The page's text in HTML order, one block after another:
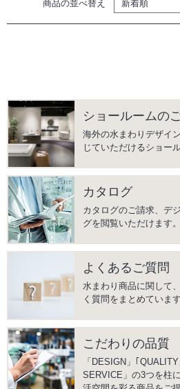
商品の並べ替え
ショールームの
海外の水まわりデザイ
じていただけるショー
カタログ
カタログのご請求、デ
グを閲覧いただけます。
よくあるご質問
水まわり商品に関して
く質問をまとめています
こだわりの品質
「DESIGN」｢
SERVICE」の3つを柱